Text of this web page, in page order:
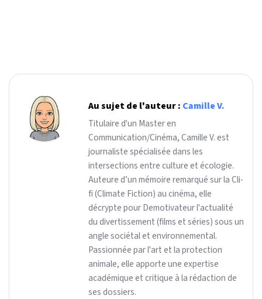
Au sujet de l'auteur : Camille V.
Titulaire d'un Master en
Communication/Cinéma, Camille V. est
journaliste spécialisée dans les
intersections entre culture et écologie.
Auteure d’un mémoire remarqué sur la Cli-
fi (Climate Fiction) au cinéma, elle
décrypte pour Demotivateur l'actualité
du divertissement (films et séries) sous un
angle sociétal et environnemental.
Passionnée par l'art et la protection
animale, elle apporte une expertise
académique et critique à la rédaction de
ses dossiers.